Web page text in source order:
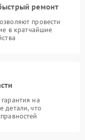
ремонт
провести
в кратчайшие
на
детали, что